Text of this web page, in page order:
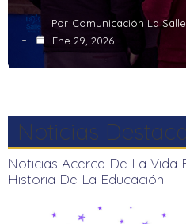
Por Comunicación La
Ene 29, 2026
Noticias
Noticias Acerca De La Vida
Historia De La Educación